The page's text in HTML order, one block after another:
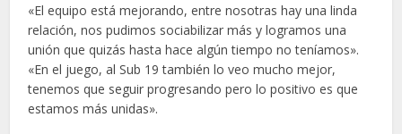
«El equipo está mejorando, entre nosotras hay una linda
relación, nos pudimos sociabilizar más y logramos una
unión que quizás hasta hace algún tiempo no teníamos».
«En el juego, al Sub 19 también lo veo mucho mejor,
tenemos que seguir progresando pero lo positivo es que
estamos más unidas».